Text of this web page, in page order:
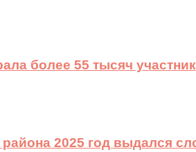
более 55 тысяч
2025 год выдался